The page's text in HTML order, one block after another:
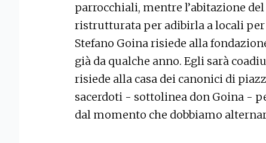
parrocchiali, mentre l’abitazione
ristrutturata per adibirla a locali
Stefano Goina risiede alla
già da qualche anno. Egli sarà
risiede alla casa dei canonici di
sacerdoti - sottolinea don Goina -
dal momento che dobbiamo